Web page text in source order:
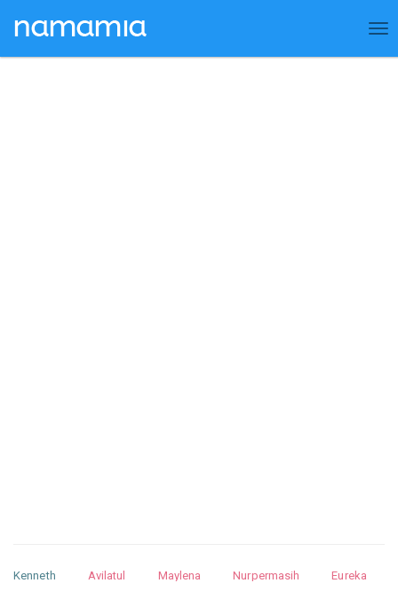
Kenneth Avilatul Maylena Nurpermasih
Eureka